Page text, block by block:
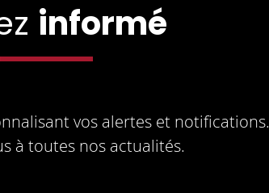
informé
vos alertes et notifications.
à toutes nos actualités.